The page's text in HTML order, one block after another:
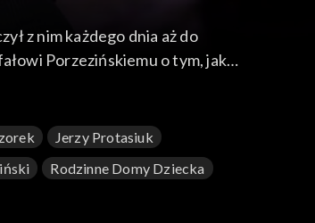
z nim każdego dnia aż do
Porzezińskiemu o tym, jak
Jerzy Protasiuk
Rodzinne Domy Dziecka